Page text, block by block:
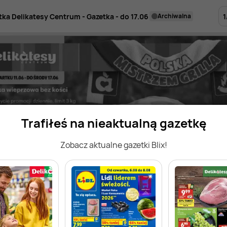
Trafiłeś na nieaktualną gazetkę
Zobacz aktualne gazetki Blix!
Delikatesy Centrum - Gazetka - do 17.06 archiwalna 1